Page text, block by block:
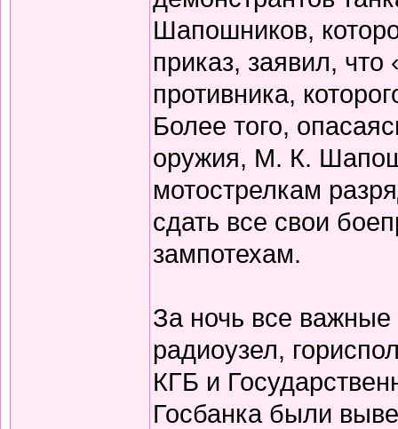
Шапошников,
приказ, заявил, что
противника,
Более того,
оружия, М. К.
мотострелкам
сдать все свои
зампотехам.
За ночь все важные
радиоузел,
КГБ и
Госбанка были